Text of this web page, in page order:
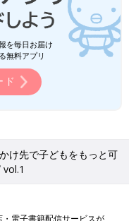
を毎日お届け
無料アプリ
ド
け先で子どもをもっと可